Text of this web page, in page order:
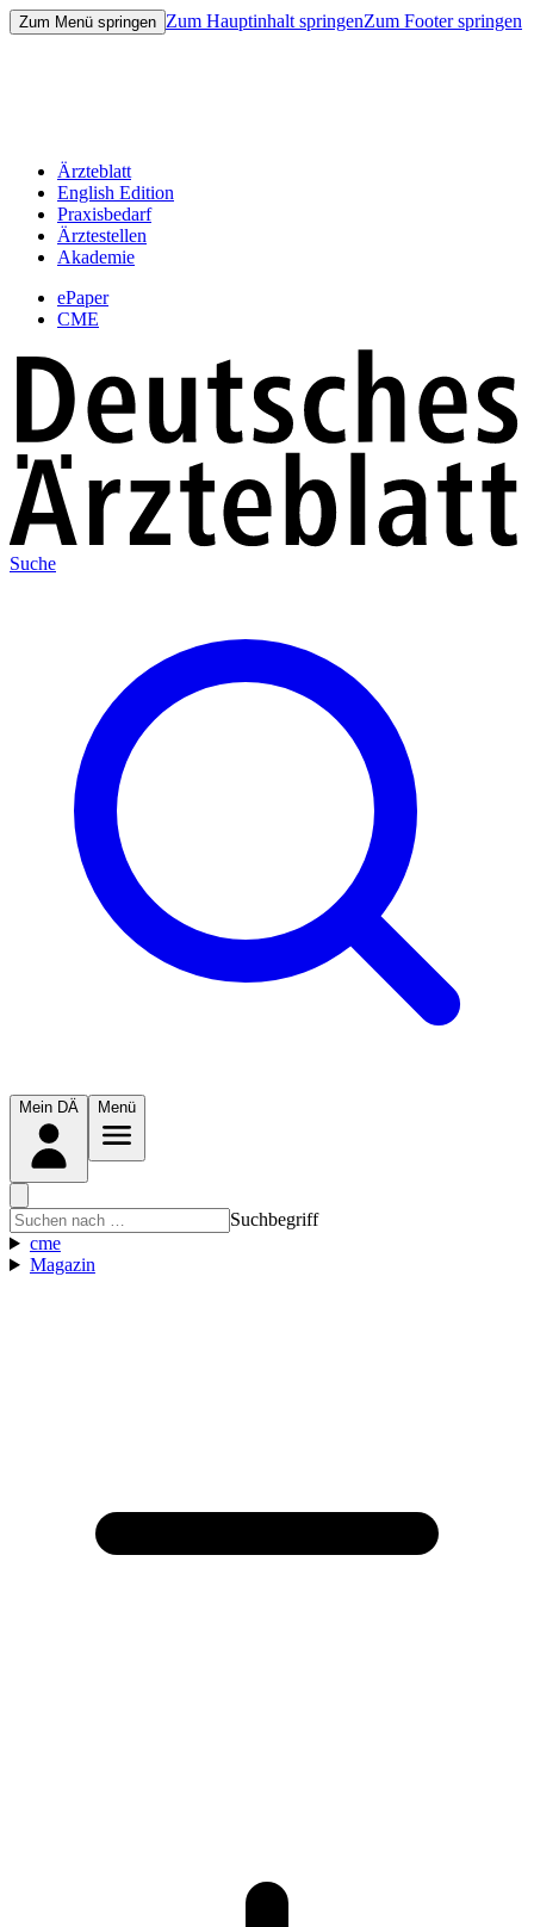
Zum Menü springen Zum Hauptinhalt springenZum Footer springen
Ärzteblatt
English Edition
Praxisbedarf
Ärztestellen
Akademie
ePaper
CME
Suche
Mein DÄ Menü
Suchbegriff
cme
Magazin